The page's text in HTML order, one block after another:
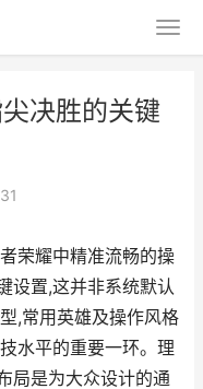
决胜的关键
荣耀中精准流畅的操
设置,这并非系统默认
,常用英雄及操作风格
水平的重要一环。理
局是为大众设计的通